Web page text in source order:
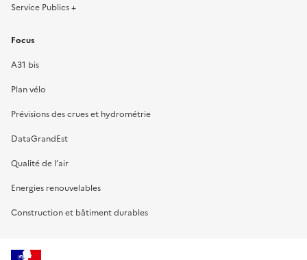
Service Publics +
Focus
A31 bis
Plan vélo
Prévisions des crues et hydrométrie
DataGrandEst
Qualité de l’air
Energies renouvelables
Construction et bâtiment durables